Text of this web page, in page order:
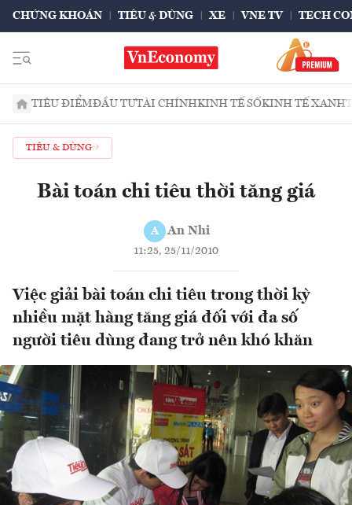
CHỨNG KHOÁN TIÊU & DÙNG XE VNE TV TECH
TIÊU ĐIỂMĐẦU TƯTÀI CHÍNHKINH TẾ SỐKINH TẾ XANH
TIÊU & DÙNG
Bài toán chi tiêu thời tăng giá
A An Nhi
11:25, 25/11/2010
Việc giải bài toán chi tiêu trong thời kỳ
nhiều mặt hàng tăng giá đối với đa số
người tiêu dùng đang trở nên khó khăn